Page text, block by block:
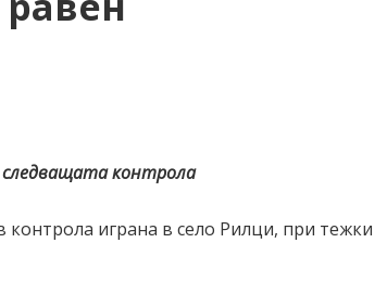
контрола
контрола играна в село Рилци, при тежки